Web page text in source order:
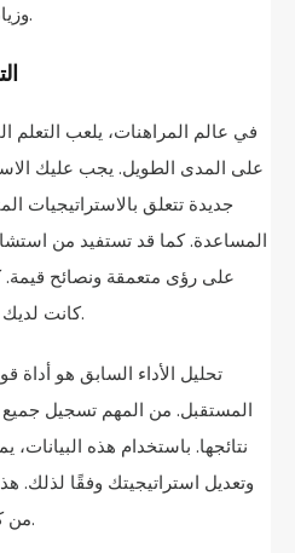
وزيادة فرص النجاح في المراهنات.
في عالم المراهنات، يلعب التعلم
على المدى الطويل. يجب عليك
جديدة تتعلق بالاستراتيجيات
المساعدة. كما قد تستفيد من
على رؤى متعمقة ونصائح قيمة.
كانت لديك فرصة أكبر لاتخاذ قرارات ذكية.
تحليل الأداء السابق هو أداة
المستقبل. من المهم تسجيل جميع
نتائجها. باستخدام هذه البيانات،
وتعديل استراتيجيتك وفقًا لذلك.
من كفاءتك وربحيتك في المستقبل.